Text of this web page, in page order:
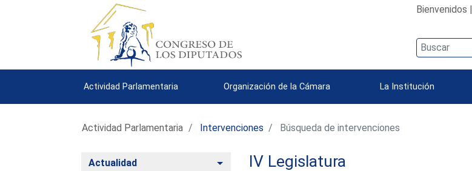
Bienvenidos |
Actividad Parlamentaria Organización de la Cámara La Institución
Actividad Parlamentaria Intervenciones Búsqueda de intervenciones
Actualidad AlternarIV Legislatura